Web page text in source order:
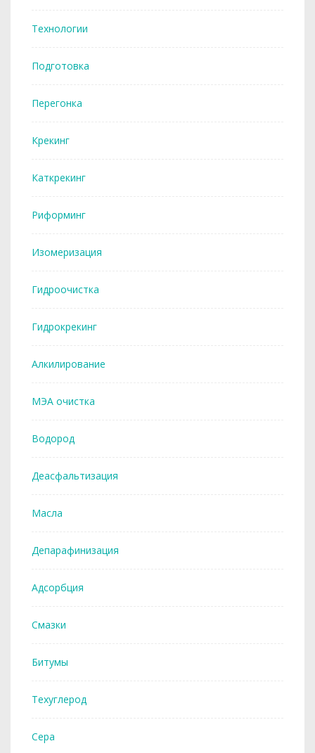
Технологии
Подготовка
Перегонка
Крекинг
Каткрекинг
Риформинг
Изомеризация
Гидроочистка
Гидрокрекинг
Алкилирование
МЭА очистка
Водород
Деасфальтизация
Масла
Депарафинизация
Адсорбция
Смазки
Битумы
Техуглерод
Сера